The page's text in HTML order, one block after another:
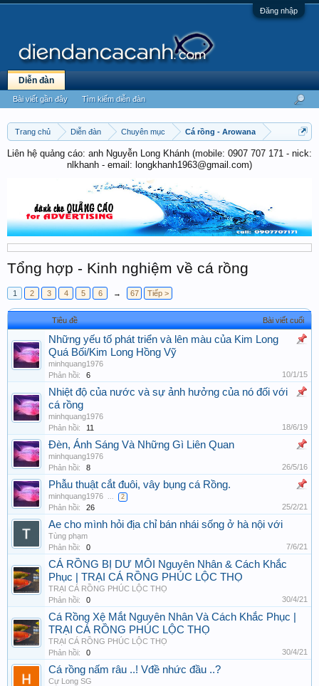
Đăng nhập
Trang chủ Diễn đàn Chuyên mục Cá rồng - Arowana
Liên hệ quảng cáo: anh Nguyễn Long Khánh (mobile: 0907 707 171 - nick:
nlkhanh - email: longkhanh1963@gmail.com)
Tổng hợp - Kinh nghiệm về cá rồng
1 2 3 4 5 6 → 67 Tiếp >
Tiêu đề Bài viết cuối
Những yếu tố phát triển và lên màu của Kim Long
Quá Bối/Kim Long Hồng Vỹ
minhquang1976
Phản hồi:
6 10/1/15
Nhiệt độ của nước và sự ảnh hưởng của nó đối với
cá rồng
minhquang1976
Phản hồi:
11 18/6/19
Đèn, Ánh Sáng Và Những Gì Liên Quan
minhquang1976
Phản hồi:
8 26/5/16
Phẫu thuật cắt đuôi, vây bụng cá Rồng.
minhquang1976 2
Phản hồi: 26 25/2/21
Ae cho mình hỏi địa chỉ bán nhái sống ở hà nội với
Tùng phạm
Phản hồi:
0 7/6/21
CÁ RỒNG BỊ DƯ MÔI Nguyên Nhân & Cách Khắc
Phục | TRẠI CÁ RỒNG PHÚC LỘC THỌ
TRẠI CÁ RỒNG PHÚC LỘC THỌ
Phản hồi:
0 30/4/21
Cá Rồng Xệ Mắt Nguyên Nhân Và Cách Khắc Phục |
TRẠI CÁ RỒNG PHÚC LỘC THỌ
TRẠI CÁ RỒNG PHÚC LỘC THỌ
Phản hồi:
0 30/4/21
Cá rồng nấm râu ..! Vđề nhức đầu ..?
Cự Long SG
Diễn đàn
Bài viết gần đây Tìm kiếm diễn đàn